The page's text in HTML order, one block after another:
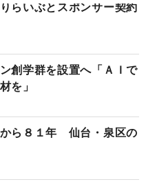
らいぶとスポンサー契約
創学群を設置へ「ＡＩで
を」
ら８１年 仙台・泉区の